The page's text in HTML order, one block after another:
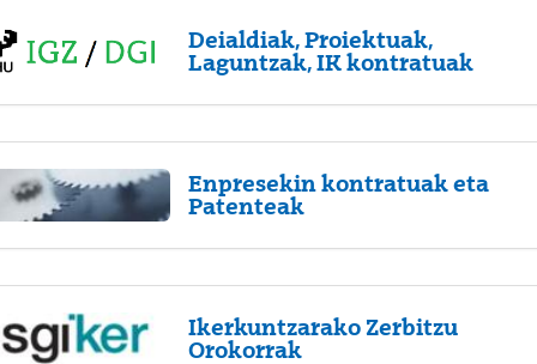
Deialdiak, Proiektuak,
Laguntzak, IK kontratuak
Enpresekin kontratuak eta
Patenteak
Ikerkuntzarako Zerbitzu
Orokorrak